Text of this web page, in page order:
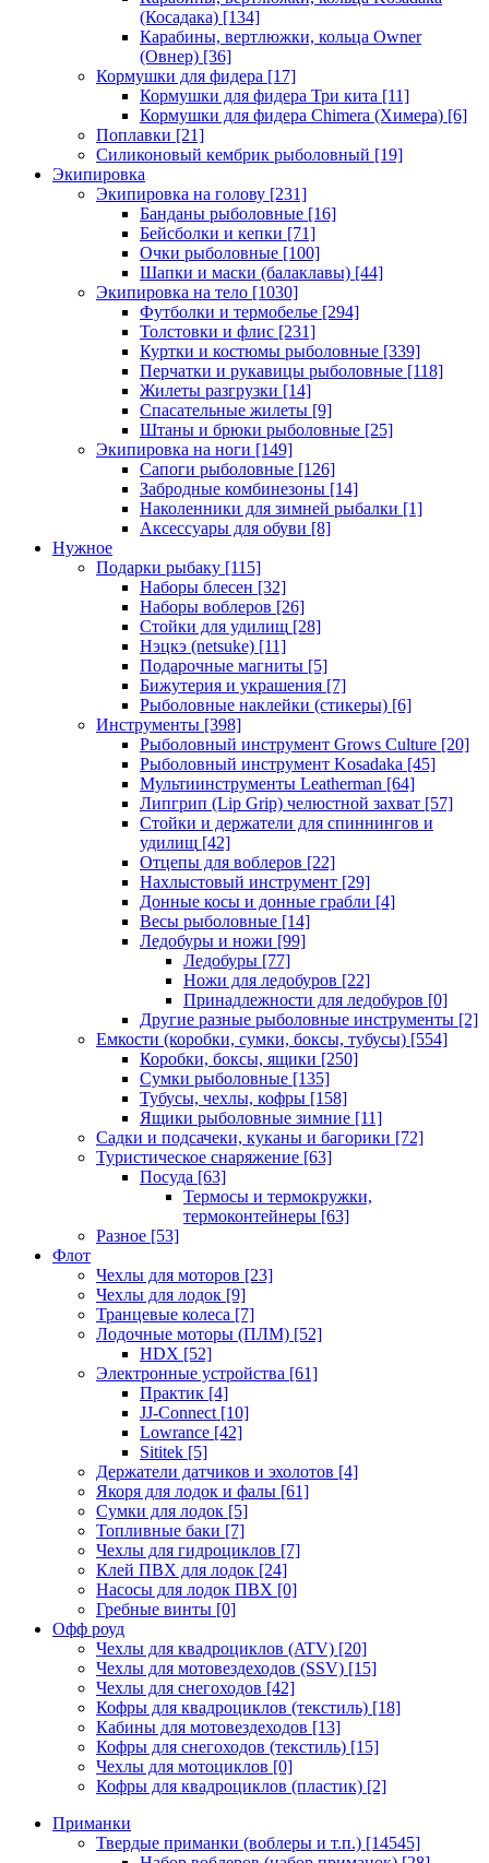
(Косадака) [134]
Карабины, вертлюжки, кольца Owner
(Овнер) [36]
Кормушки для фидера [17]
Кормушки для фидера Три кита [11]
Кормушки для фидера Chimera (Химера) [6]
Поплавки [21]
Силиконовый кембрик рыболовный [19]
Экипировка
Экипировка на голову [231]
Банданы рыболовные [16]
Бейсболки и кепки [71]
Очки рыболовные [100]
Шапки и маски (балаклавы) [44]
Экипировка на тело [1030]
Футболки и термобелье [294]
Толстовки и флис [231]
Куртки и костюмы рыболовные [339]
Перчатки и рукавицы рыболовные [118]
Жилеты разгрузки [14]
Спасательные жилеты [9]
Штаны и брюки рыболовные [25]
Экипировка на ноги [149]
Сапоги рыболовные [126]
Забродные комбинезоны [14]
Наколенники для зимней рыбалки [1]
Аксессуары для обуви [8]
Нужное
Подарки рыбаку [115]
Наборы блесен [32]
Наборы воблеров [26]
Стойки для удилищ [28]
Нэцкэ (netsuke) [11]
Подарочные магниты [5]
Бижутерия и украшения [7]
Рыболовные наклейки (стикеры) [6]
Инструменты [398]
Рыболовный инструмент Grows Culture [20]
Рыболовный инструмент Kosadaka [45]
Мультиинструменты Leatherman [64]
Липгрип (Lip Grip) челюстной захват [57]
Стойки и держатели для спиннингов и
удилищ [42]
Отцепы для воблеров [22]
Нахлыстовый инструмент [29]
Донные косы и донные грабли [4]
Весы рыболовные [14]
Ледобуры и ножи [99]
Ледобуры [77]
Ножи для ледобуров [22]
Принадлежности для ледобуров [0]
Другие разные рыболовные инструменты [2]
Емкости (коробки, сумки, боксы, тубусы) [554]
Коробки, боксы, ящики [250]
Сумки рыболовные [135]
Тубусы, чехлы, кофры [158]
Ящики рыболовные зимние [11]
Садки и подсачеки, куканы и багорики [72]
Туристическое снаряжение [63]
Посуда [63]
Термосы и термокружки,
термоконтейнеры [63]
Разное [53]
Флот
Чехлы для моторов [23]
Чехлы для лодок [9]
Транцевые колеса [7]
Лодочные моторы (ПЛМ) [52]
HDX [52]
Электронные устройства [61]
Практик [4]
JJ-Connect [10]
Lowrance [42]
Sititek [5]
Держатели датчиков и эхолотов [4]
Якоря для лодок и фалы [61]
Сумки для лодок [5]
Топливные баки [7]
Чехлы для гидроциклов [7]
Клей ПВХ для лодок [24]
Насосы для лодок ПВХ [0]
Гребные винты [0]
Офф роуд
Чехлы для квадроциклов (ATV) [20]
Чехлы для мотовездеходов (SSV) [15]
Чехлы для снегоходов [42]
Кофры для квадроциклов (текстиль) [18]
Кабины для мотовездеходов [13]
Кофры для снегоходов (текстиль) [15]
Чехлы для мотоциклов [0]
Кофры для квадроциклов (пластик) [2]
Приманки
Твердые приманки (воблеры и т.п.) [14545]